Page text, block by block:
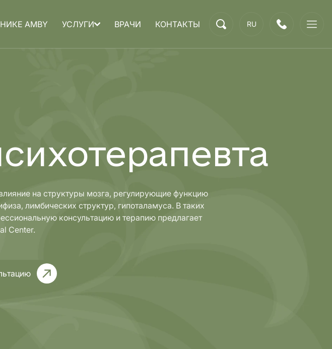
AMBY УСЛУГИ ВРАЧИ КОНТАКТЫ RU
на структуры мозга, регулирующие функцию
лимбических структур, гипоталамуса. В таких
консультацию и терапию предлагает
Center.